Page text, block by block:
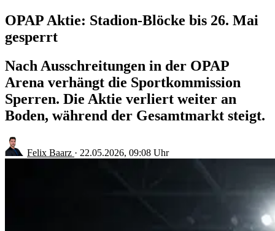
OPAP Aktie: Stadion-Blöcke bis 26. Mai
gesperrt
Nach Ausschreitungen in der OPAP
Arena verhängt die Sportkommission
Sperren. Die Aktie verliert weiter an
Boden, während der Gesamtmarkt steigt.
Felix Baarz · 22.05.2026, 09:08 Uhr